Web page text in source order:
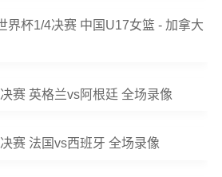
界杯1/4决赛 中国U17女篮 - 加拿大
赛 英格兰vs阿根廷 全场录像
赛 法国vs西班牙 全场录像